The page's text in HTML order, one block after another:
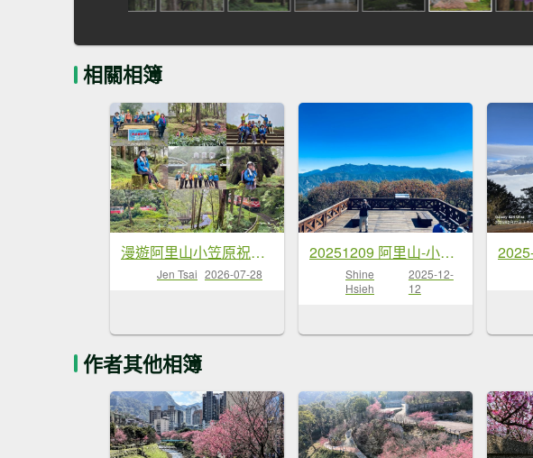
相關相簿
漫遊阿里山小笠原祝山森林去
Jen Tsai 2026-07-28
20251209 阿里山-小笠原觀景平台、祝山觀日步道
Shine
Hsieh
2025-12-
12
作者其他相簿